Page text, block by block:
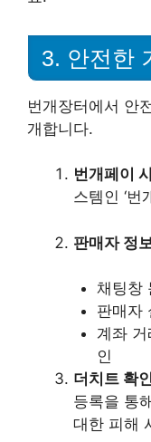
3. 안전한
번개장터에서 안
개합니다.
번개페이
스템인 ‘번
판매자 정
채팅창
판매자
계좌
인
더치트 확인
등록을 통
대한 피해